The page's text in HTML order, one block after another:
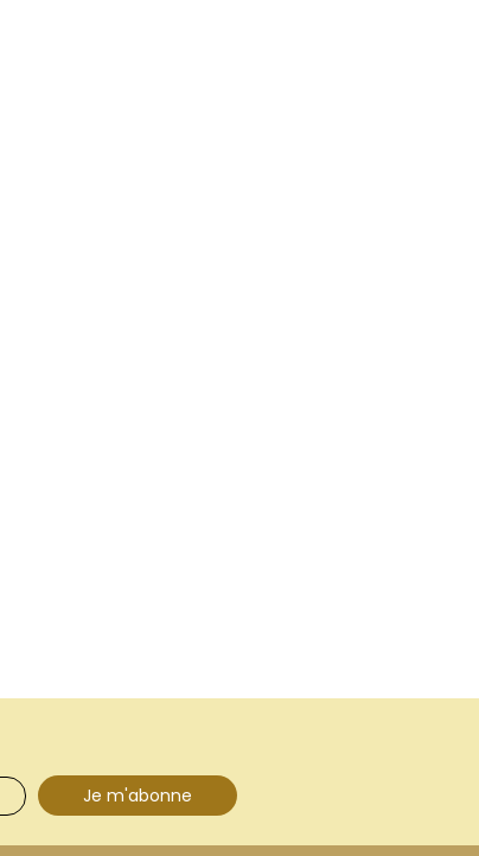
Je m'abonne